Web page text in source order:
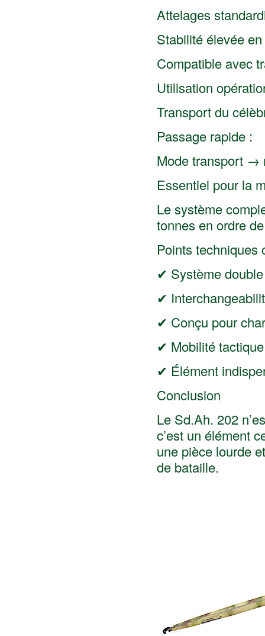
Attelages
Stabilité élevée
Compatible avec
Utilisation
Transport du
Passage rapide :
Mode transport →
Essentiel pour la
Le système
tonnes en ordre
Points techniques
✔ Système
✔
✔ Conçu pour
✔ Mobilité
✔ Élément
Conclusion
Le Sd.Ah. 202
c’est un élément
une pièce lourde
de bataille.